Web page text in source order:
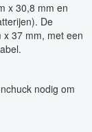
x 30,8 mm en
De
37 mm, met een
nodig om